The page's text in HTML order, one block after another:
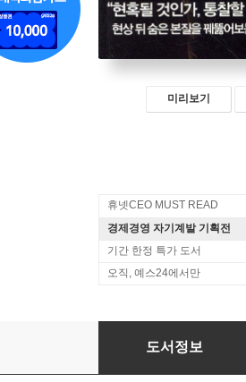
미리보기
휴넷CEO MUST READ
경제경영 자기계발 기획전
기간 한정 특가 도서
오직, 예스24에서만
1등의 통찰
도서정보